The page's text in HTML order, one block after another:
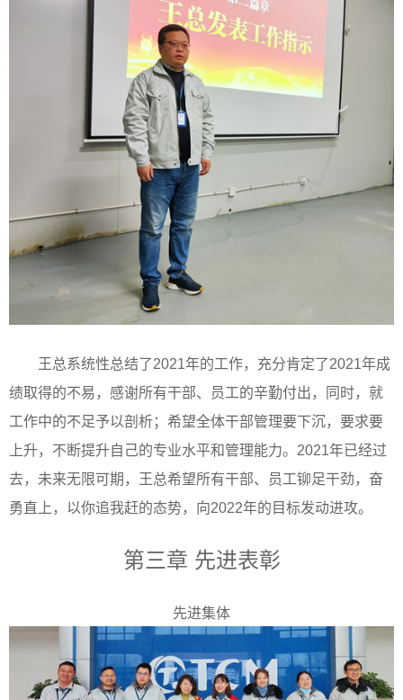
王总系统性总结了2021年的工作，充分肯定了2021年成
绩取得的不易，感谢所有干部、员工的辛勤付出，同时，就
工作中的不足予以剖析；希望全体干部管理要下沉，要求要
上升，不断提升自己的专业水平和管理能力。2021年已经过
去，未来无限可期，王总希望所有干部、员工铆足干劲，奋
勇直上，以你追我赶的态势，向2022年的目标发动进攻。
第三章 先进表彰
先进集体